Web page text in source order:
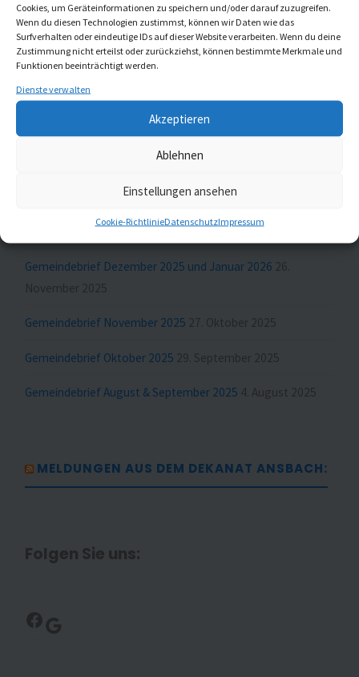
Cookies, um Geräteinformationen zu speichern und/oder darauf zuzugreifen.
Wenn du diesen Technologien zustimmst, können wir Daten wie das
Surfverhalten oder eindeutige IDs auf dieser Website verarbeiten. Wenn du deine
Zustimmung nicht erteilst oder zurückziehst, können bestimmte Merkmale und
Funktionen beeinträchtigt werden.
Dienste verwalten
Akzeptieren
Ablehnen
Einstellungen ansehen
Cookie-RichtlinieDatenschutzImpressum
Kaleidoskop Kirchenmusik(1)
Kinder- und Jugendchöre(5)
MELDUNGEN AUS ST. JOHANNIS UND ST.
Gemeindebrief Februar und März 202623. Januar 2026
Gemeindebrief Dezember 2025 und Januar 2026 26.
November 2025
Gemeindebrief November 2025 27. Oktober 2025
Gemeindebrief Oktober 2025 29. September 2025
Gemeindebrief August & September 2025 4. August 2025
MELDUNGEN AUS DEM DEKANAT ANSBACH:
Folgen Sie uns:
Facebook
Google